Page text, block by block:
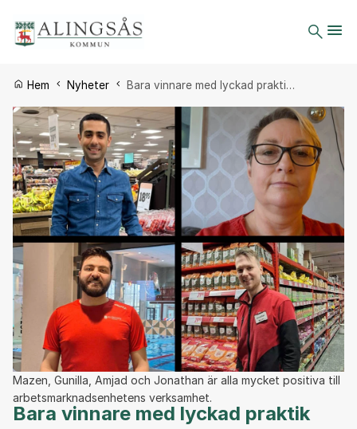
Du är här:
Hem Nyheter Bara vinnare med lyckad prakti…
Mazen, Gunilla, Amjad och Jonathan är alla mycket positiva till
arbetsmarknadsenhetens verksamhet.
Bara vinnare med lyckad praktik